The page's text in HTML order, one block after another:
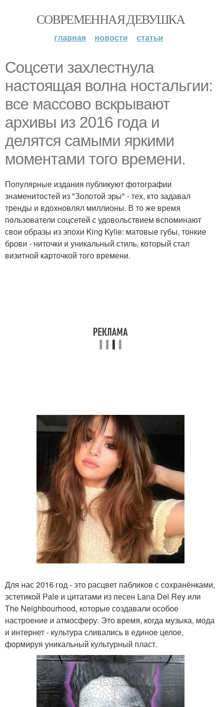
СОВРЕМЕННАЯ ДЕВУШКА
главная новости статьи
Соцсети захлестнула
настоящая волна ностальгии:
все массово вскрывают
архивы из 2016 года и
делятся самыми яркими
моментами того времени.
Популярные издания публикуют фотографии
знаменитостей из "Золотой эры" - тех, кто задавал
тренды и вдохновлял миллионы. В то же время
пользователи соцсетей с удовольствием вспоминают
свои образы из эпохи King Kylie: матовые губы, тонкие
брови - ниточки и уникальный стиль, который стал
визитной карточкой того времени.
Для нас 2016 год - это расцвет пабликов с сохранёнками,
эстетикой Pale и цитатами из песен Lana Del Rey или
The Neighbourhood, которые создавали особое
настроение и атмосферу. Это время, когда музыка, мода
и интернет - культура сливались в единое целое,
формируя уникальный культурный пласт.